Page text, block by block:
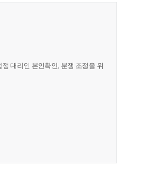
대리인 본인확인, 분쟁 조정을 위